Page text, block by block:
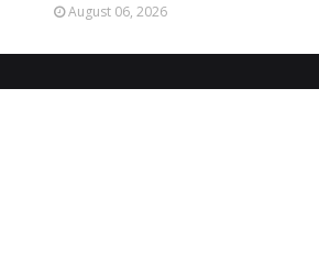
August 06, 2026